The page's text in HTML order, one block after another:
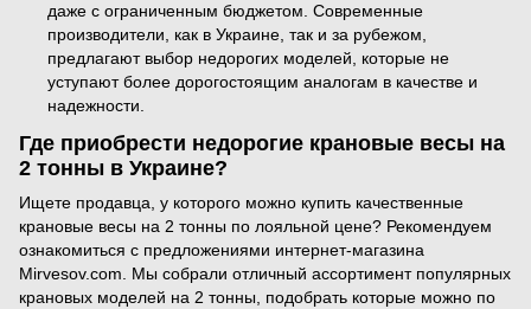
даже с ограниченным бюджетом. Современные
производители, как в Украине, так и за рубежом,
предлагают выбор недорогих моделей, которые не
уступают более дорогостоящим аналогам в качестве и
надежности.
Где приобрести недорогие крановые весы на
2 тонны в Украине?
Ищете продавца, у которого можно купить качественные
крановые весы на 2 тонны по лояльной цене? Рекомендуем
ознакомиться с предложениями интернет-магазина
Mirvesov.com. Мы собрали отличный ассортимент популярных
крановых моделей на 2 тонны, подобрать которые можно по